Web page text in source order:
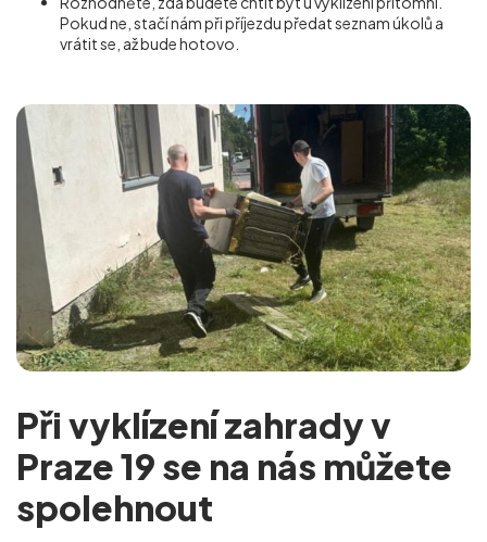
Pokud ne, stačí nám při příjezdu předat seznam úkolů a
vrátit se, až bude hotovo.
Při vyklízení zahrady v
Praze 19 se na nás můžete
spolehnout